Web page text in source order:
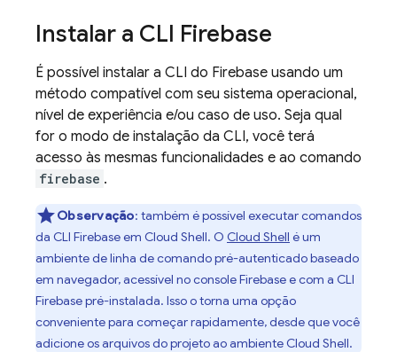
Instalar a CLI Firebase
É possível instalar a CLI do Firebase usando um
método compatível com seu sistema operacional,
nível de experiência e/ou caso de uso. Seja qual
for o modo de instalação da CLI, você terá
acesso às mesmas funcionalidades e ao comando
firebase .
Observação: também é possível executar comandos
da CLI Firebaseem Cloud Shell. O Cloud Shell é um
ambiente de linha de comando pré-autenticado baseado
em navegador, acessível no consoleFirebasee com a CLI
Firebasepré-instalada. Isso o torna uma opção
conveniente para começar rapidamente, desde que você
adicione os arquivos do projeto ao ambiente Cloud Shell.